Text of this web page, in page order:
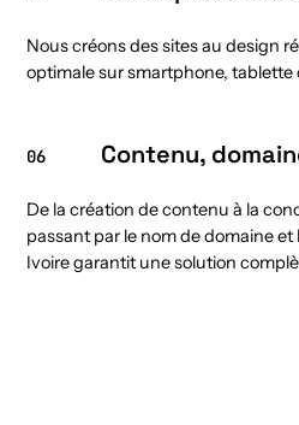
Nous créons des sites au design
optimale sur smartphone, tablette
06 Contenu,
De la création de contenu à la
passant par le nom de domaine
Ivoire garantit une solution